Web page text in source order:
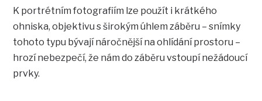
K portrétním fotografiím lze použít i krátkého
ohniska, objektivu s širokým úhlem záběru – snímky
tohoto typu bývají náročnější na ohlídání prostoru –
hrozí nebezpečí, že nám do záběru vstoupí nežádoucí
prvky.